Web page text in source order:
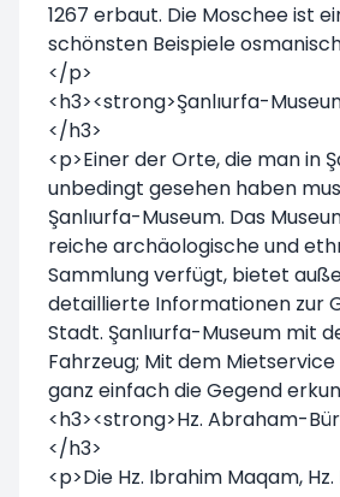
1267 erbaut. Die Moschee ist
schönsten Beispiele
</p>
<h3><strong>Şanlıurfa-
</h3>
<p>Einer der Orte, die man in
unbedingt gesehen haben
Şanlıurfa-Museum. Das
reiche archäologische und
Sammlung verfügt, bietet
detaillierte Informationen zur
Stadt. Şanlıurfa-Museum mit
Fahrzeug; Mit dem Mietservice
ganz einfach die Gegend
<h3><strong>Hz. Abraham-
</h3>
<p>Die Hz. Ibrahim Maqam, Hz.